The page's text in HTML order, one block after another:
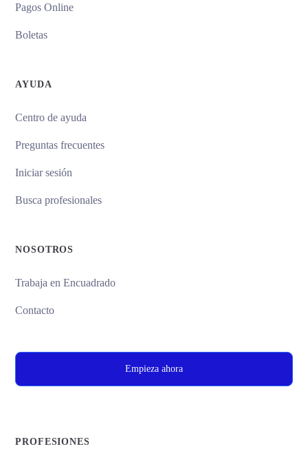
Pagos Online
Boletas
AYUDA
Centro de ayuda
Preguntas frecuentes
Iniciar sesión
Busca profesionales
NOSOTROS
Trabaja en Encuadrado
Contacto
Empieza ahora
PROFESIONES